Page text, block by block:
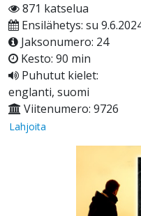
871 katselua
Ensilähetys: su
Jaksonumero: 24
Kesto: 90 min
Puhutut kielet:
englanti, suomi
Viitenumero: 9726
Lahjoita